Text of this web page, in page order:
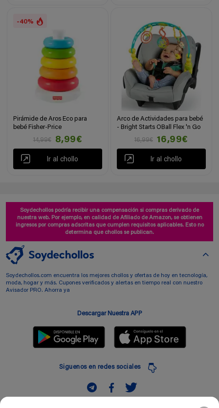
-40%
Pirámide de Aros Eco para
bebé Fisher-Price
14,99€
8,99€
Ir al chollo
Arco de Actividades para bebé
- Bright Starts OBall Flex 'n Go
16,99€
16,99€
Ir al chollo
Soydechollos podría recibir una compensación si compras derivado de
nuestra web. Por ejemplo, en calidad de Afiliado de Amazon, se obtienen
ingresos por compras adscritas que cumplen requisitos aplicables. Esto no
determina que chollos se publican.
Soydechollos.com encuentra los mejores chollos y ofertas de hoy en tecnología,
moda, hogar y más. Cupones verificados y alertas en tiempo real con nuestro
Avisador PRO. Ahorra ya
Descargar Nuestra APP
Siguenos en redes sociales